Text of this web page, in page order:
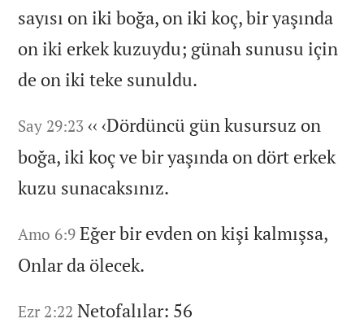
sayısı on iki boğa, on iki koç,bir yaşında
on iki erkek kuzuydu; günah sunusu için
de on iki teke sunuldu.
Say 29:23 ‹‹ ‹Dördüncü gün kusursuz on
boğa, iki koç ve bir yaşında on dört erkek
kuzu sunacaksınız.
Amo 6:9 Eğer bir evden on kişi kalmışsa,
Onlar da ölecek.
Ezr 2:22 Netofalılar: 56